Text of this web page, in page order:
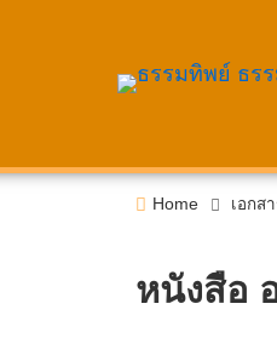
Home เอกส
หนังสือ